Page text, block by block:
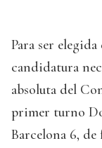
Para ser
candidatura
absoluta del
primer turno
Barcelona 6, de